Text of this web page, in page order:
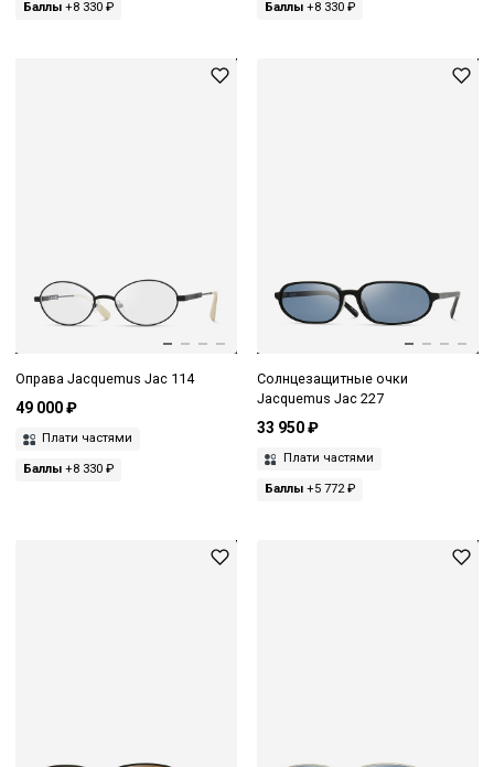
Баллы +8 330 ₽ Баллы+8 330 ₽
Оправа Jacquemus Jac 114
49 000 ₽
Плати частями
Баллы +8 330 ₽
Солнцезащитные очки
Jacquemus Jac 227
33 950 ₽
Плати частями
Баллы+5 772 ₽